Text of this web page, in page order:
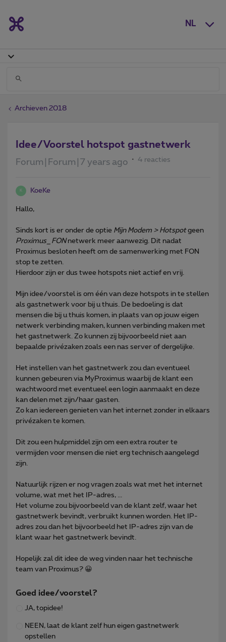
NL
Archieven 2018
Idee/Voorstel hotspot gastnetwerk
Forum|Forum|7 years ago 4 reacties
K KoeKe
Hallo,
Sinds kort is er onder de optie Mijn Modem > Hotspotgeen
Proximus_FONnetwerk meer aanwezig. Dit nadat
Proximus besloten heeft om de samenwerking met FON
stop te zetten.
Hierdoor zijn er dus twee hotspots niet actief en vrij.
Mijn idee/voorstel is om één van deze hotspots in te stellen
als gastnetwerk voor bij u thuis. De bedoeling is dat
mensen die bij u thuis komen, in plaats van op jouw eigen
netwerk verbinding maken, kunnen verbinding maken met
het gastnetwerk. Zo kunnen zij bijvoorbeeld niet aan
bepaalde privézaken zoals een nas server of dergelijke.
Het instellen van het gastnetwerk zou dan eventueel
kunnen gebeuren via MyProximus waarbij de klant een
wachtwoord met eventueel een login aanmaakt en deze
kan delen met zijn/haar gasten.
Zo kan iedereen genieten van het internet zonder in elkaars
privézaken te komen.
Dit zou een hulpmiddel zijn om een extra router te
vermijden voor mensen die niet erg technisch aangelegd
zijn.
Natuurlijk rijzen er nog vragen zoals wat met het internet
volume, wat met het IP-adres, ...
Het volume zou bijvoorbeeld van de klant zelf, waar het
gastnetwerk bevindt, verbruikt kunnen worden. Het IP-
adres zou dan het bijvoorbeeld het IP-adres zijn van de
klant waar het gastnetwerk bevindt.
Hopelijk zal dit idee de weg vinden naar het technische
team van Proximus? 😀
Goed idee/voorstel?
JA, topidee!
NEEN, laat de klant zelf hun eigen gastnetwerk
opstellen